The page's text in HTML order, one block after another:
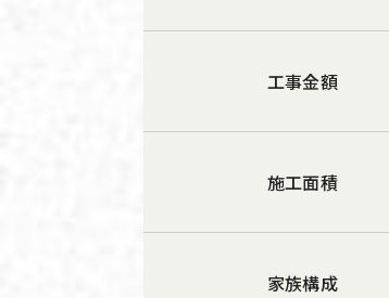
工事金額
施工面積
家族構成